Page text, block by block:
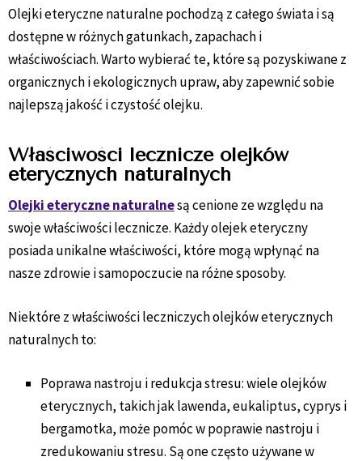
Olejki eteryczne naturalne pochodzą z całego świata i są
dostępne w różnych gatunkach, zapachach i
właściwościach. Warto wybierać te, które są pozyskiwane z
organicznych i ekologicznych upraw, aby zapewnić sobie
najlepszą jakość i czystość olejku.
Właściwości lecznicze olejków
eterycznych naturalnych
Olejki eteryczne naturalnesą cenione ze względu na
swoje właściwości lecznicze. Każdy olejek eteryczny
posiada unikalne właściwości, które mogą wpłynąć na
nasze zdrowie i samopoczucie na różne sposoby.
Niektóre z właściwości leczniczych olejków eterycznych
naturalnych to:
Poprawa nastroju i redukcja stresu: wiele olejków
eterycznych, takich jak lawenda, eukaliptus, cyprys i
bergamotka, może pomóc w poprawie nastroju i
zredukowaniu stresu. Są one często używane w